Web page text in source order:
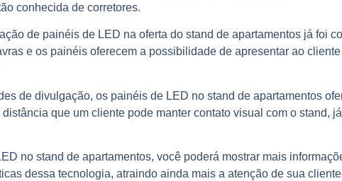
conhecida de corretores.
de painéis de LED na oferta do stand de apartamentos já foi
e os painéis oferecem a possibilidade de apresentar ao
de divulgação, os painéis de LED no stand de apartamentos
que um cliente pode manter contato visual com o stand,
no stand de apartamentos, você poderá mostrar mais
dessa tecnologia, atraindo ainda mais a atenção de sua